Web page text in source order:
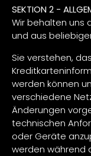
SEKTION 2 -
Wir behalten uns
und aus
Sie verstehen,
werden können
verschiedene
Änderungen
technischen
oder Geräte
werden während